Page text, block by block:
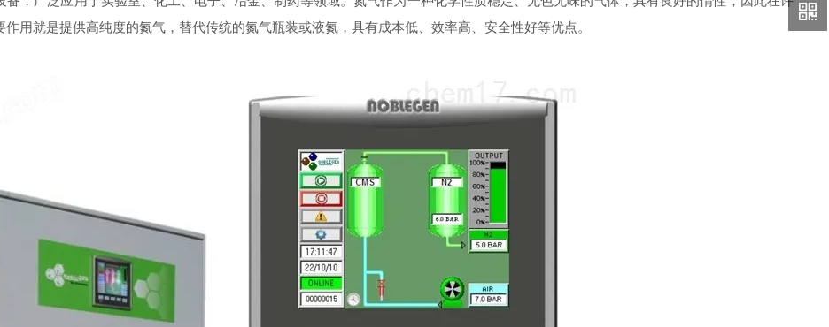
用就是提供高纯度的氮气，替代传统的氮气瓶装或液氮，具有成本低、效率高、安全性好等优点。